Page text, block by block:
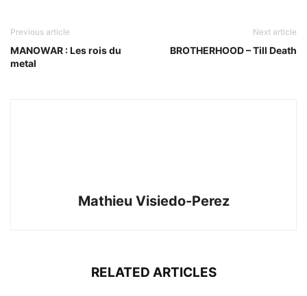
Previous article
MANOWAR : Les rois du
metal
Next article
BROTHERHOOD – Till Death
Mathieu Visiedo-Perez
RELATED ARTICLES